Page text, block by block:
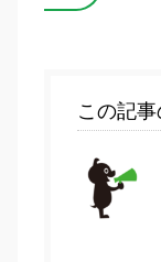
この記